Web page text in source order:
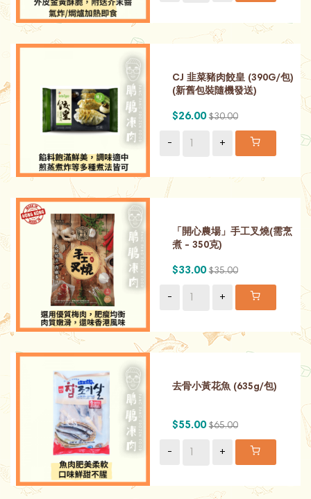
CJ 韭菜豬肉餃皇 (390G/包)
(新舊包裝隨機發送)
$26.00 $30.00
- +
「開心農場」手工叉燒(需烹
煮 - 350克)
$33.00 $35.00
- +
去骨小黃花魚 (635g/包)
$55.00 $65.00
- +